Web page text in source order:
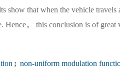
show that when the vehicle
Hence， this conclusion is of
; non-uniform modulation